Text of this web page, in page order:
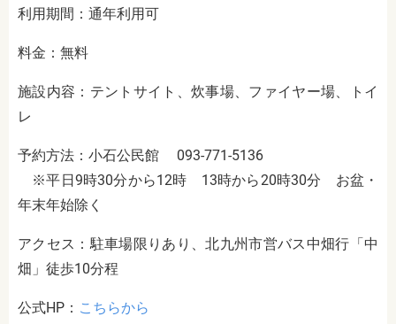
利用期間：通年利用可
料金：無料
施設内容：テントサイト、炊事場、ファイヤー場、トイ
レ
予約方法：小石公民館 093-771-5136
※平日9時30分から12時 13時から20時30分 お盆・
年末年始除く
アクセス：駐車場限りあり、北九州市営バス中畑行「中
畑」徒歩10分程
公式HP： こちらから